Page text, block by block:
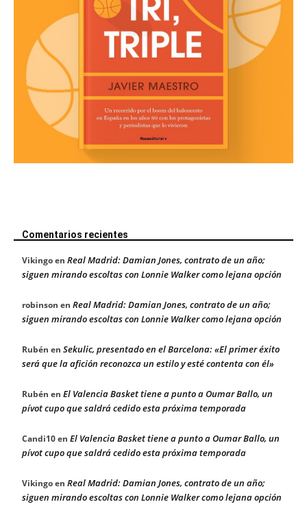
Comentarios recientes
Vikingoen Real Madrid: Damian Jones, contrato de un año;
siguen mirando escoltas con Lonnie Walker como lejana opción
robinson en Real Madrid: Damian Jones, contrato de un año;
siguen mirando escoltas con Lonnie Walker como lejana opción
Rubén en Sekulic, presentado en el Barcelona: «El primer éxito
será que la afición reconozca un estilo y esté contenta con él»
Rubén en El Valencia Basket tiene a punto a Oumar Ballo, un
pívot cupo que saldrá cedido esta próxima temporada
Candi10en El Valencia Basket tiene a punto a Oumar Ballo, un
pívot cupo que saldrá cedido esta próxima temporada
Vikingoen Real Madrid: Damian Jones, contrato de un año;
siguen mirando escoltas con Lonnie Walker como lejana opción